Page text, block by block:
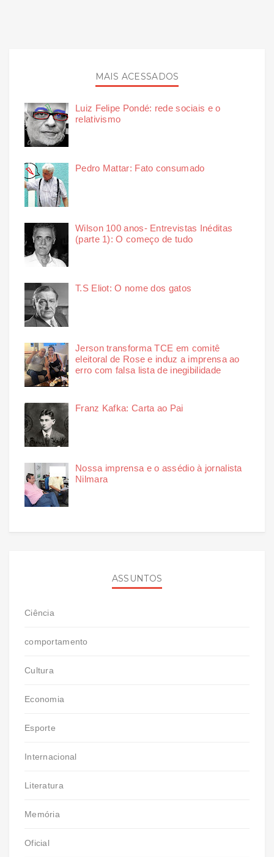
MAIS ACESSADOS
Luiz Felipe Pondé: rede sociais e o
relativismo
Pedro Mattar: Fato consumado
Wilson 100 anos- Entrevistas Inéditas
(parte 1): O começo de tudo
T.S Eliot: O nome dos gatos
Jerson transforma TCE em comitê
eleitoral de Rose e induz a imprensa ao
erro com falsa lista de inegibilidade
Franz Kafka: Carta ao Pai
Nossa imprensa e o assédio à jornalista
Nilmara
ASSUNTOS
Ciência
comportamento
Cultura
Economia
Esporte
Internacional
Literatura
Memória
Oficial